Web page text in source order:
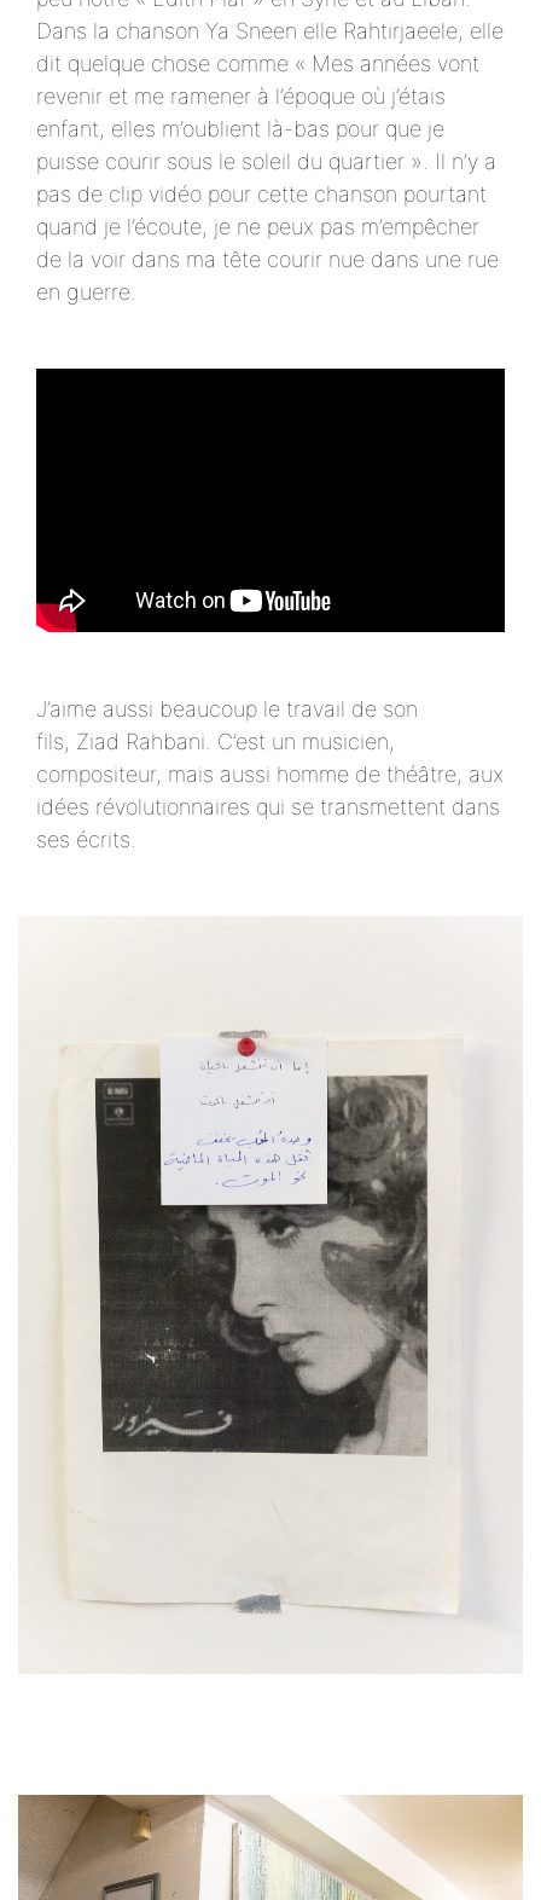
Dans la chanson Ya Sneen elle Rahtirjaeele, elle
dit quelque chose comme « Mes années vont
revenir et me ramener à l’époque où j’étais
enfant, elles m’oublient là-bas pour que je
puisse courir sous le soleil du quartier ». Il n’y a
pas de clip vidéo pour cette chanson pourtant
quand je l’écoute, je ne peux pas m’empêcher
de la voir dans ma tête courir nue dans une rue
en guerre.
J’aime aussi beaucoup le travail de son
fils, Ziad Rahbani. C’est un musicien,
compositeur, mais aussi homme de théâtre, aux
idées révolutionnaires qui se transmettent dans
ses écrits.